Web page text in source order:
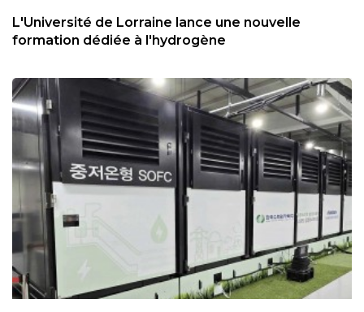
L'Université de Lorraine lance une nouvelle
formation dédiée à l'hydrogène